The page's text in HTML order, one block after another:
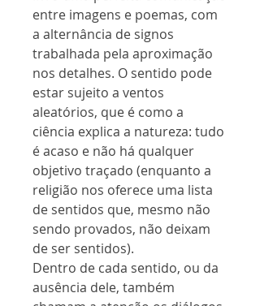
entre imagens e poemas, com
a alternância de signos
trabalhada pela aproximação
nos detalhes. O sentido pode
estar sujeito a ventos
aleatórios, que é como a
ciência explica a natureza: tudo
é acaso e não há qualquer
objetivo traçado (enquanto a
religião nos oferece uma lista
de sentidos que, mesmo não
sendo provados, não deixam
de ser sentidos).
Dentro de cada sentido, ou da
ausência dele, também